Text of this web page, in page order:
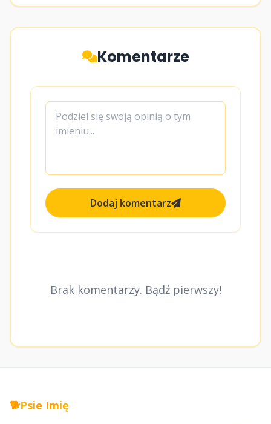
Komentarze
Dodaj komentarz
Brak komentarzy. Bądź pierwszy!
🐕Psie Imię